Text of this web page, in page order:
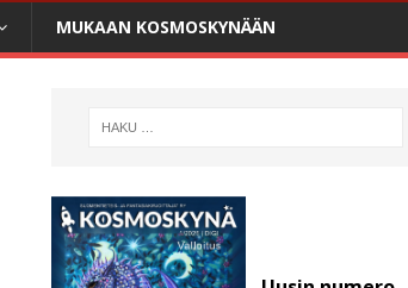
MUKAAN KOSMOSKYNÄÄN